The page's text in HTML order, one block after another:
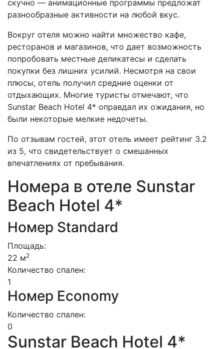
скучно — анимационные программы предложат
разнообразные активности на любой вкус.
Вокруг отеля можно найти множество кафе,
ресторанов и магазинов, что дает возможность
попробовать местные деликатесы и сделать
покупки без лишних усилий. Несмотря на свои
плюсы, отель получил средние оценки от
отдыхающих. Многие туристы отмечают, что
Sunstar Beach Hotel 4* оправдал их ожидания, но
были некоторые мелкие недочеты.
По отзывам гостей, этот отель имеет рейтинг 3.2
из 5, что свидетельствует о смешанных
впечатлениях от пребывания.
Номера в отеле Sunstar
Beach Hotel 4*
Номер Standard
Площадь:
22 м2
Количество спален:
1
Номер Economy
Количество спален:
0
Sunstar Beach Hotel 4*